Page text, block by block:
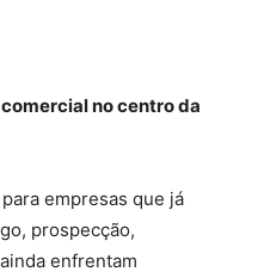
no centro da
empresas que já
prospecção,
enfrentam